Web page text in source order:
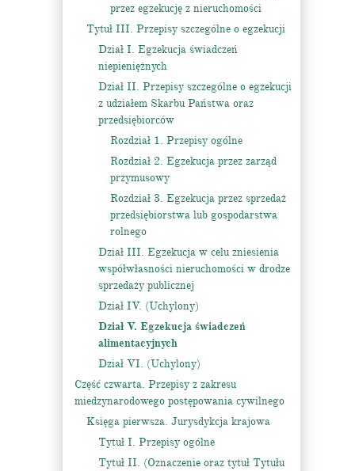
przez egzekucję z nieruchomości
Tytuł III. Przepisy szczególne o egzekucji
Dział I. Egzekucja świadczeń
niepieniężnych
Dział II. Przepisy szczególne o egzekucji
z udziałem Skarbu Państwa oraz
przedsiębiorców
Rozdział 1. Przepisy ogólne
Rozdział 2. Egzekucja przez zarząd
przymusowy
Rozdział 3. Egzekucja przez sprzedaż
przedsiębiorstwa lub gospodarstwa
rolnego
Dział III. Egzekucja w celu zniesienia
współwłasności nieruchomości w drodze
sprzedaży publicznej
Dział IV. (Uchylony)
Dział V. Egzekucja świadczeń
alimentacyjnych
Dział VI. (Uchylony)
Część czwarta. Przepisy z zakresu
miedzynarodowego postępowania cywilnego
Księga pierwsza. Jurysdykcja krajowa
Tytuł I. Przepisy ogólne
Tytuł II. (Oznaczenie oraz tytuł Tytułu